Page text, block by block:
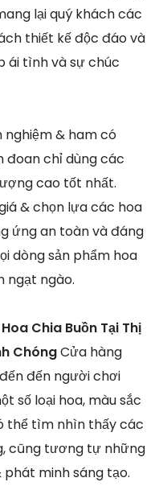
lại quý khách các
thiết kế độc đáo và
ái tình và sự chúc
nghiệm & ham có
đoan chỉ dùng các
cao tốt nhất.
& chọn lựa các hoa
ứng an toàn và đáng
dòng sản phẩm hoa
ngạt ngào.
Chia Buồn Tại Thị
ChóngCửa hàng
đến người chơi
số loại hoa, màu sắc
thể tìm nhìn thấy các
cũng tương tự những
minh sáng tạo.